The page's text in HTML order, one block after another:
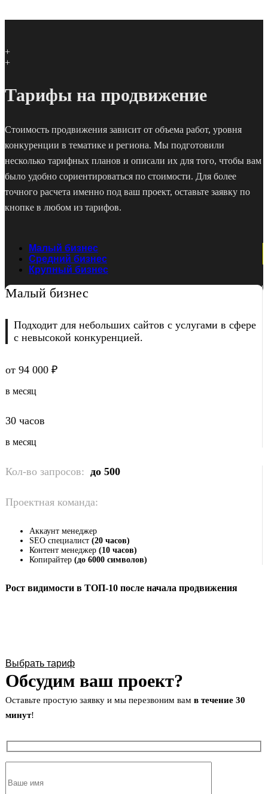
+
+
Тарифы на продвижение
Стоимость продвижения зависит от объема работ, уровня
конкуренции в тематике и региона. Мы подготовили
несколько тарифных планов и описали их для того, чтобы вам
было удобно сориентироваться по стоимости. Для более
точного расчета именно под ваш проект, оставьте заявку по
кнопке в любом из тарифов.
Малый бизнес
Средний бизнес
Крупный бизнес
Малый бизнес
Подходит для небольших сайтов с услугами в сфере
с невысокой конкуренцией.
от 94 000 ₽
в месяц
30 часов
в месяц
Кол-во запросов: до 500
Проектная команда:
Аккаунт менеджер
SEO специалист (20 часов)
Контент менеджер (10 часов)
Копирайтер (до 6000 символов)
Рост видимости в ТОП-10 после начала продвижения
Выбрать тариф
Обсудим ваш проект?
Оставьте простую заявку и мы перезвоним вам в течение 30
минут!